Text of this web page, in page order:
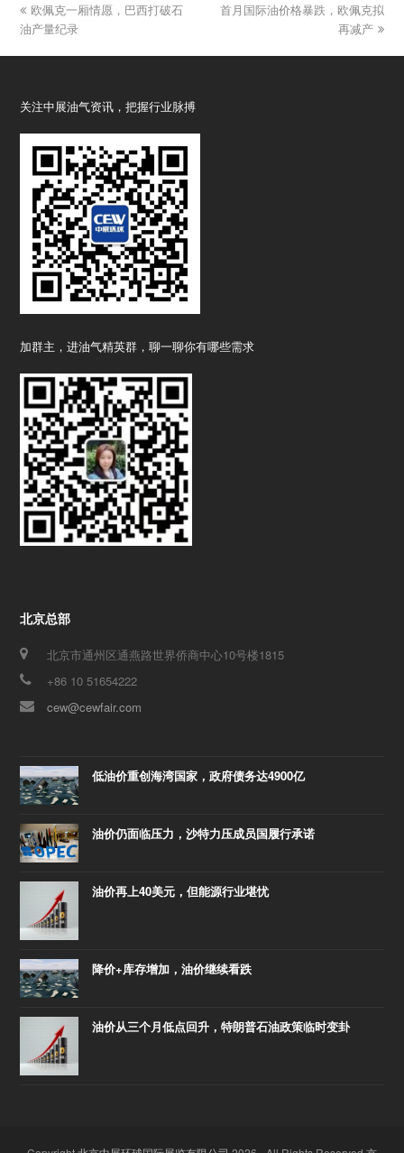
previous
post:
欧佩克一厢情愿，巴西打破石
油产量纪录
next
首月国际油价格暴跌，欧佩克拟
再减产
关注中展油气资讯，把握行业脉搏
加群主，进油气精英群，聊一聊你有哪些需求
北京总部
北京市通州区通燕路世界侨商中心10号楼1815
+86 10 51654222
cew@cewfair.com
低油价重创海湾国家，政府债务达4900亿
油价仍面临压力，沙特力压成员国履行承诺
油价再上40美元，但能源行业堪忧
降价+库存增加，油价继续看跌
油价从三个月低点回升，特朗普石油政策临时变卦